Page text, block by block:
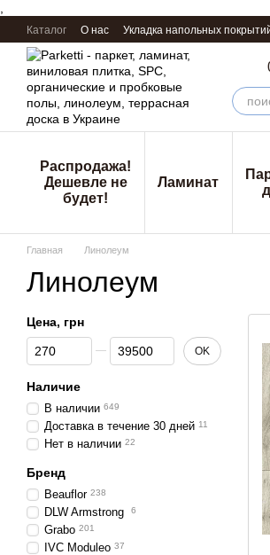
Перейти к основному контенту
Каталог О нас Укладка напольных
Распродажа!
Дешевле не
будет!
Ламинат
Главная Линолеум
Линолеум
Цена, грн
От Цена, грн
До Цена, грн OK
Наличие
В наличии 649
Доставка в течение 30 дней 11
Нет в наличии 22
Бренд
Beauflor 238
DLW Armstrong 6
Grabo 201
IVC Moduleo 37